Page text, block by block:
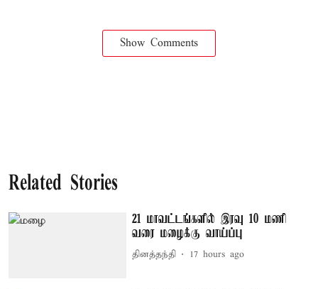
Show Comments
Related Stories
21 மாவட்டங்களில் இரவு 10 மணி
வரை மழைக்கு வாய்ப்பு
தினத்தந்தி 17 hours ago